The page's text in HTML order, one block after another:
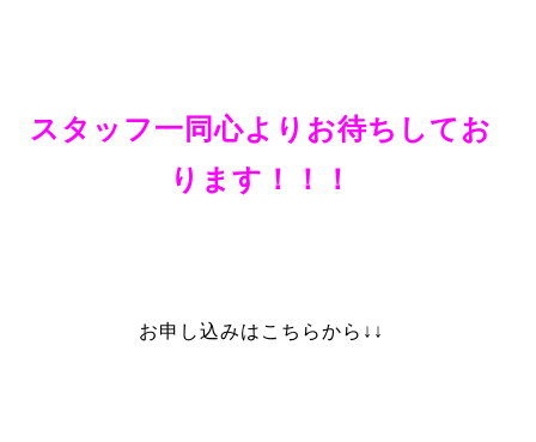
スタッフ一同心よりお待ちしてお
ります！！！
お申し込みはこちらから↓↓